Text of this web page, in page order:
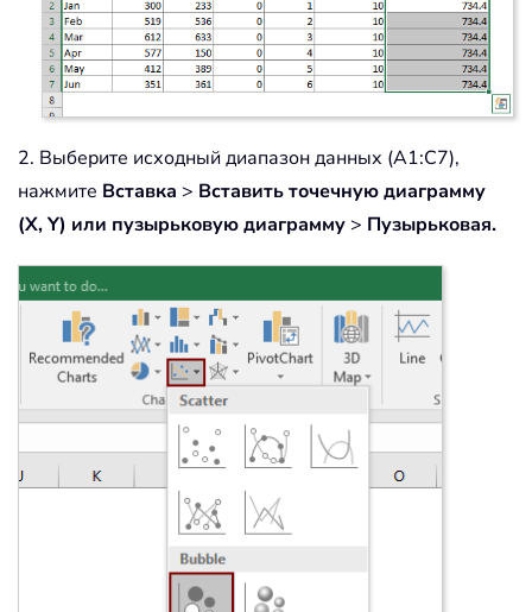
2. Выберите исходный диапазон данных (A1:C7),
нажмите Вставка > Вставить точечную диаграмму
(X, Y) или пузырьковую диаграмму > Пузырьковая.